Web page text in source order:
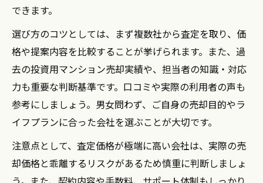
できます。
選び方のコツとしては、まず複数社から査定を取り、価
格や提案内容を比較することが挙げられます。また、過
去の投資用マンション売却実績や、担当者の知識・対応
力も重要な判断基準です。口コミや実際の利用者の声も
参考にしましょう。男女問わず、ご自身の売却目的やラ
イフプランに合った会社を選ぶことが大切です。
注意点として、査定価格が極端に高い会社は、実際の売
却価格と乖離するリスクがあるため慎重に判断しましょ